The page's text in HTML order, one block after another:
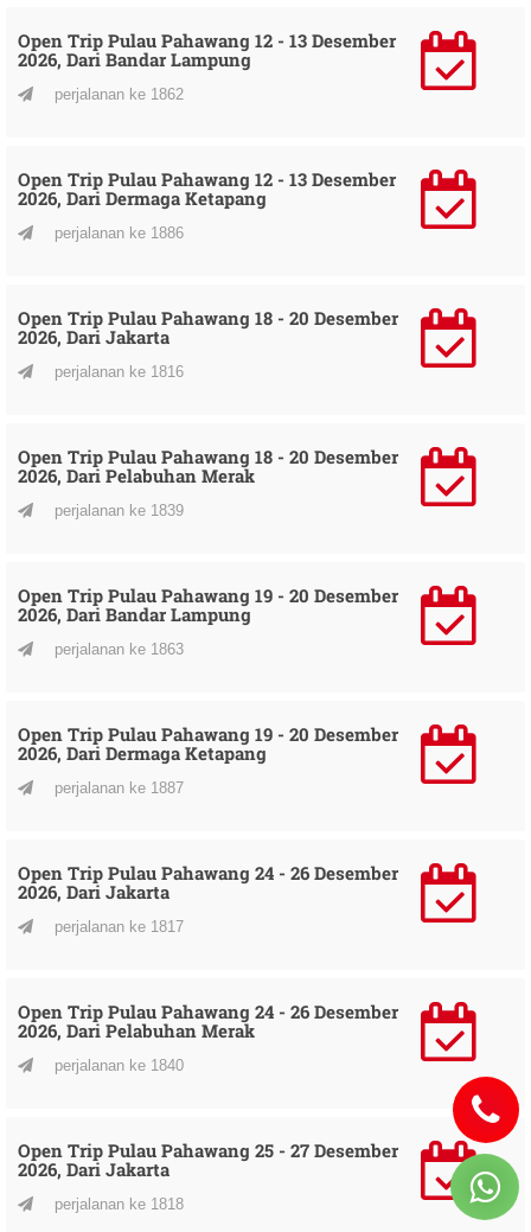
Open Trip Pulau Pahawang 12 - 13 Desember
2026, Dari Bandar Lampung
perjalanan ke 1862
Open Trip Pulau Pahawang 12 - 13 Desember
2026, Dari Dermaga Ketapang
perjalanan ke 1886
Open Trip Pulau Pahawang 18 - 20 Desember
2026, Dari Jakarta
perjalanan ke 1816
Open Trip Pulau Pahawang 18 - 20 Desember
2026, Dari Pelabuhan Merak
perjalanan ke 1839
Open Trip Pulau Pahawang 19 - 20 Desember
2026, Dari Bandar Lampung
perjalanan ke 1863
Open Trip Pulau Pahawang 19 - 20 Desember
2026, Dari Dermaga Ketapang
perjalanan ke 1887
Open Trip Pulau Pahawang 24 - 26 Desember
2026, Dari Jakarta
perjalanan ke 1817
Open Trip Pulau Pahawang 24 - 26 Desember
2026, Dari Pelabuhan Merak
perjalanan ke 1840
Open Trip Pulau Pahawang 25 - 27 Desember
2026, Dari Jakarta
perjalanan ke 1818